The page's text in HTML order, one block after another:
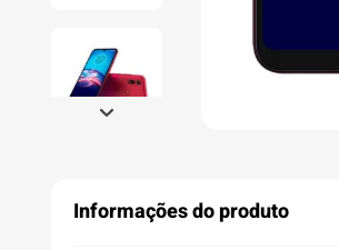
Informações do produto